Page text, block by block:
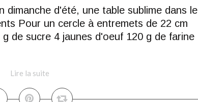
dimanche d'été, une table sublime dans le
Pour un cercle à entremets de 22 cm
de sucre 4 jaunes d'oeuf 120 g de farine
Lire la suite